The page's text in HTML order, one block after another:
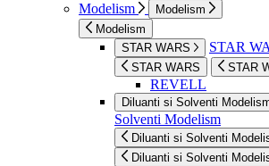
Modelism
Modelism
Modelism
STAR WARS
STAR
STAR WARS STAR
REVELL
Diluanti si Solventi
Solventi Modelism
Diluanti si Solventi
Diluanti si Solventi